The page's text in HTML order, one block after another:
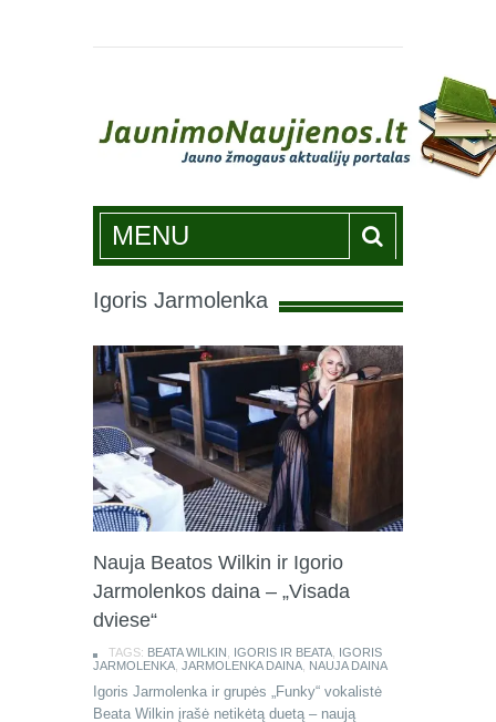
Jaunimonaujienos.lt
MENU
Igoris Jarmolenka
Nauja Beatos Wilkin ir Igorio
Jarmolenkos daina – „Visada
dviese“
TAGS: BEATA WILKIN IGORIS IR BEATA IGORIS
JARMOLENKA JARMOLENKA DAINA NAUJA DAINA
Igoris Jarmolenka ir grupės „Funky“ vokalistė
Beata Wilkin įrašė netikėtą duetą – naują